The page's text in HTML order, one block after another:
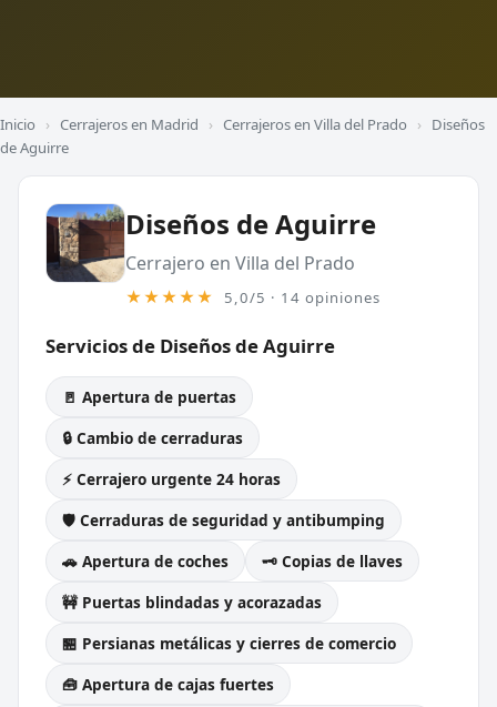
Inicio › Cerrajeros en Madrid › Cerrajeros en Villa del Prado › Diseños
de Aguirre
Diseños de Aguirre
Cerrajero en Villa del Prado
★★★★★ 5,0/5 · 14 opiniones
Servicios de Diseños de Aguirre
🚪 Apertura de puertas
🔒 Cambio de cerraduras
⚡ Cerrajero urgente 24 horas
🛡️ Cerraduras de seguridad y antibumping
🚗 Apertura de coches
🗝️ Copias de llaves
🚧 Puertas blindadas y acorazadas
🏪 Persianas metálicas y cierres de comercio
🧰 Apertura de cajas fuertes